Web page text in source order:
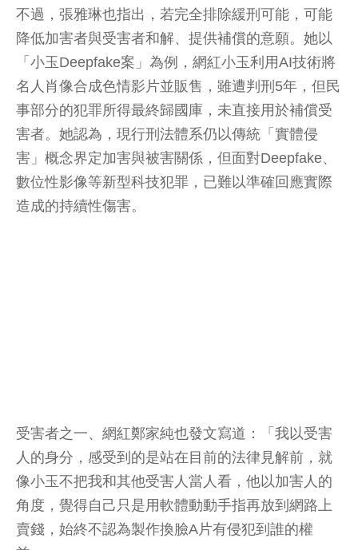
不過，張雅琳也指出，若完全排除緩刑可能，可能
降低加害者與受害者和解、提供補償的意願。她以
「小玉Deepfake案」為例，網紅小玉利用AI技術將
名人肖像合成色情影片並販售，雖遭判刑5年，但民
事部分的犯罪所得最終歸國庫，未直接用於補償受
害者。她認為，現行刑法體系仍以傳統「實體侵
害」概念界定加害與被害關係，但面對Deepfake、
數位性影像等新型科技犯罪，已難以準確回應實際
造成的持續性傷害。
受害者之一、網紅鄭家純也發文寫道：「我以受害
人的身分，感受到的是站在目前的法律見解前，就
像小玉不把我和其他受害人當人看，他以加害人的
角度，覺得自己只是用軟體動動手指再放到網路上
賣錢，始終不認為製作換臉A片有侵犯到誰的權